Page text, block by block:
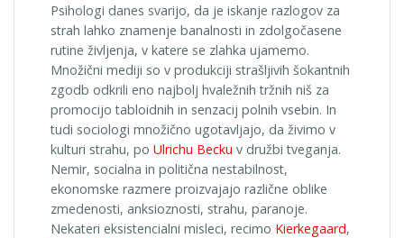
Psihologi danes svarijo, da je iskanje razlogov za
strah lahko znamenje banalnosti in zdolgočasene
rutine življenja, v katere se zlahka ujamemo.
Množični mediji so v produkciji strašljivih šokantnih
zgodb odkrili eno najbolj hvaležnih tržnih niš za
promocijo tabloidnih in senzacij polnih vsebin. In
tudi sociologi množično ugotavljajo, da živimo v
kulturi strahu, po Ulrichu Becku v družbi tveganja.
Nemir, socialna in politična nestabilnost,
ekonomske razmere proizvajajo različne oblike
zmedenosti, anksioznosti, strahu, paranoje.
Nekateri eksistencialni misleci, recimo Kierkegaard,